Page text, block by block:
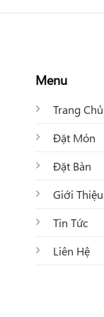
Menu
Trang Chủ
Đặt Món
Đặt Bàn
Giới Thiệu
Tin Tức
Liên Hệ